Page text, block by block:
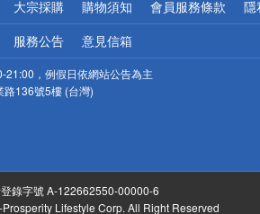
大宗採購 購物須知 會員服務條款 隱
服務公告 意見信箱
21:00，例假日依網站公告為主
路136號5樓 (台灣)
錄字號 A-122662550-00000-6
Lifestyle Corp. All Right Reserved